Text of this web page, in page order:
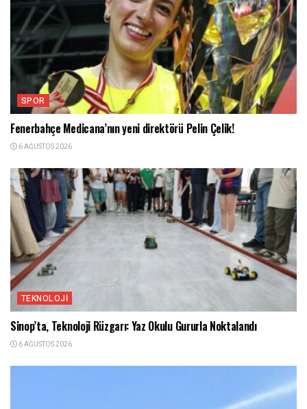
SPOR
Fenerbahçe Medicana’nın yeni direktörü Pelin Çelik!
6 AĞUSTOS 2026
TEKNOLOJI
Sinop’ta, Teknoloji Rüzgarı: Yaz Okulu Gururla Noktalandı
6 AĞUSTOS 2026